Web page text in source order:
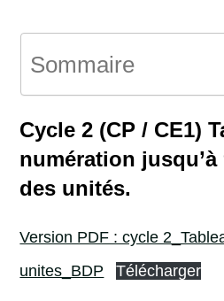
Sommaire
Cycle 2 (CP / CE1)
numération jusqu’à
des unités.
Version PDF : cycle
unites_BDP
Télécharger